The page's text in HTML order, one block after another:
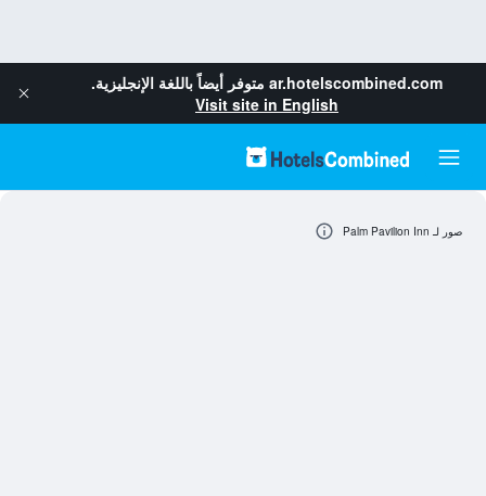
ar.hotelscombined.com متوفر أيضاً باللغة الإنجليزية.
Visit site in English
صور لـ Palm Pavilion Inn